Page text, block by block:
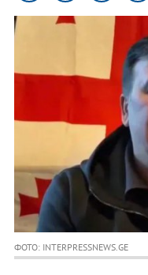
ФОТО: INTERPRESSNEWS.GE